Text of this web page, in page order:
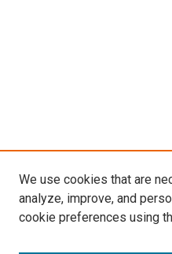
We use cookies that are
analyze, improve, and
cookie preferences using